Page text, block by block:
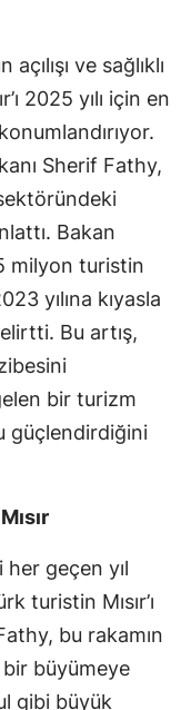
ve sağlıklı
2025 yılı için en
Sherif Fathy,
Bakan
milyon turistin
yılına kıyasla
Bu artış,
bir turizm
güçlendirdiğini
her geçen yıl
turistin Mısır’ı
bu rakamın
bir büyümeye
gibi büyük